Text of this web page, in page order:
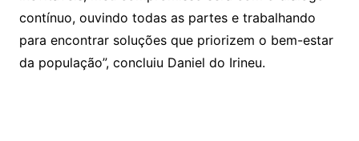
contínuo, ouvindo todas as partes e trabalhando
para encontrar soluções que priorizem o bem-estar
da população”, concluiu Daniel do Irineu.